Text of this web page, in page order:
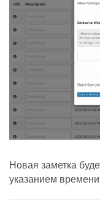
Новая заметка
указанием